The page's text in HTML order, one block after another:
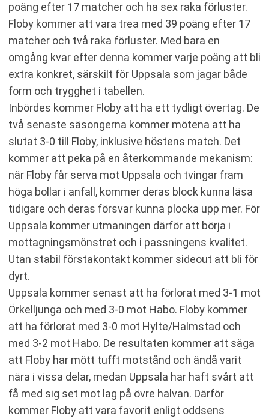
poäng efter 17 matcher och ha sex raka förluster.
Floby kommer att vara trea med 39 poäng efter 17
matcher och två raka förluster. Med bara en
omgång kvar efter denna kommer varje poäng att bli
extra konkret, särskilt för Uppsala som jagar både
form och trygghet i tabellen.
Inbördes kommer Floby att ha ett tydligt övertag. De
två senaste säsongerna kommer mötena att ha
slutat 3-0 till Floby, inklusive höstens match. Det
kommer att peka på en återkommande mekanism:
när Floby får serva mot Uppsala och tvingar fram
höga bollar i anfall, kommer deras block kunna läsa
tidigare och deras försvar kunna plocka upp mer. För
Uppsala kommer utmaningen därför att börja i
mottagningsmönstret och i passningens kvalitet.
Utan stabil förstakontakt kommer sideout att bli för
dyrt.
Uppsala kommer senast att ha förlorat med 3-1 mot
Örkelljunga och med 3-0 mot Habo. Floby kommer
att ha förlorat med 3-0 mot Hylte/Halmstad och
med 3-2 mot Habo. De resultaten kommer att säga
att Floby har mött tufft motstånd och ändå varit
nära i vissa delar, medan Uppsala har haft svårt att
få med sig set mot lag på övre halvan. Därför
kommer Floby att vara favorit enligt oddsens